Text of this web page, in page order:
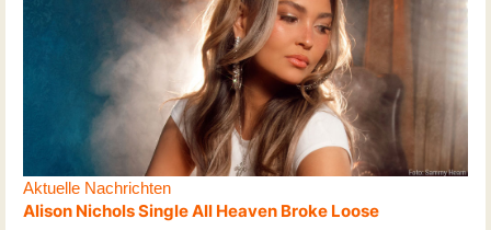
Aktuelle Nachrichten
Alison Nichols Single All Heaven Broke Loose